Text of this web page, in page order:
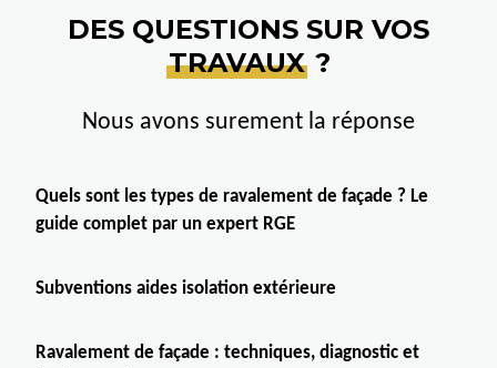
DES QUESTIONS SUR VOS
TRAVAUX?
Nous avons surement la réponse
Quels sont les types de ravalement de façade ? Le
guide complet par un expert RGE
Subventions aides isolation extérieure
Ravalement de façade : techniques, diagnostic et